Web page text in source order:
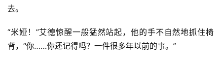
去。
“米娅！”艾德惊醒一般猛然站起，他的手不自然地抓住椅
背，“你……你还记得吗？一件很多年以前的事。”